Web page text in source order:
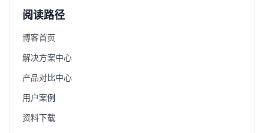
阅读路径
博客首页
解决方案中心
产品对比中心
用户案例
资料下载